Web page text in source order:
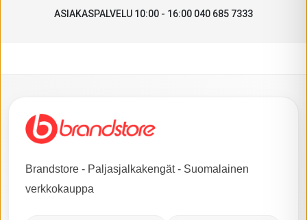
ASIAKASPALVELU 10:00 - 16:00 040 685 7333
Brandstore - Paljasjalkakengät - Suomalainen
verkkokauppa